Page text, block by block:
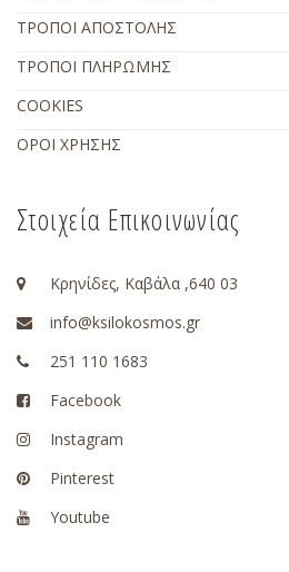
ΤΡΟΠΟΙ ΑΠΟΣΤΟΛΗΣ
ΤΡΟΠΟΙ ΠΛΗΡΩΜΗΣ
COOKIES
ΟΡΟΙ ΧΡΗΣΗΣ
Στοιχεία Επικοινωνίας
Κρηνίδες, Καβάλα ,640 03
info@ksilokosmos.gr
251 110 1683
Facebook
Instagram
Pinterest
Youtube